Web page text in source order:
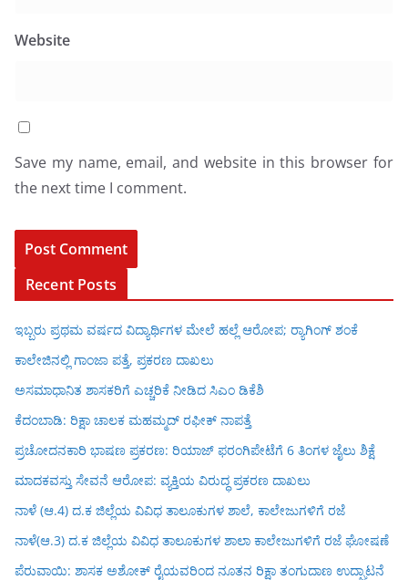
Website
Save my name, email, and website in this browser for
the next time I comment.
Recent Posts
ಇಬ್ಬರು ಪ್ರಥಮ ವರ್ಷದ ವಿದ್ಯಾರ್ಥಿಗಳ ಮೇಲೆ ಹಲ್ಲೆ ಆರೋಪ; ರ‍್ಯಾಗಿಂಗ್ ಶಂಕೆ
ಕಾಲೇಜಿನಲ್ಲಿ ಗಾಂಜಾ ಪತ್ತೆ, ಪ್ರಕರಣ ದಾಖಲು
ಅಸಮಾಧಾನಿತ ಶಾಸಕರಿಗೆ ಎಚ್ಚರಿಕೆ ನೀಡಿದ ಸಿಎಂ ಡಿಕೆಶಿ
ಕೆದಂಬಾಡಿ: ರಿಕ್ಷಾ ಚಾಲಕ ಮಹಮ್ಮದ್ ರಫೀಕ್ ನಾಪತ್ತೆ
ಪ್ರಚೋದನಕಾರಿ ಭಾಷಣ ಪ್ರಕರಣ: ರಿಯಾಜ್ ಫರಂಗಿಪೇಟೆಗೆ 6 ತಿಂಗಳ ಜೈಲು ಶಿಕ್ಷೆ
ಮಾದಕವಸ್ತು ಸೇವನೆ ಆರೋಪ: ವ್ಯಕ್ತಿಯ ವಿರುದ್ಧ ಪ್ರಕರಣ ದಾಖಲು
ನಾಳೆ (ಆ.4) ದ.ಕ ಜಿಲ್ಲೆಯ ವಿವಿಧ ತಾಲೂಕುಗಳ ಶಾಲೆ, ಕಾಲೇಜುಗಳಿಗೆ ರಜೆ
ನಾಳೆ(ಆ.3) ದ.ಕ ಜಿಲ್ಲೆಯ ವಿವಿಧ ತಾಲೂಕುಗಳ ಶಾಲಾ ಕಾಲೇಜುಗಳಿಗೆ ರಜೆ ಘೋಷಣೆ
ಪೆರುವಾಯಿ: ಶಾಸಕ ಅಶೋಕ್ ರೈಯವರಿಂದ ನೂತನ ರಿಕ್ಷಾ ತಂಗುದಾಣ ಉದ್ಘಾಟನೆ